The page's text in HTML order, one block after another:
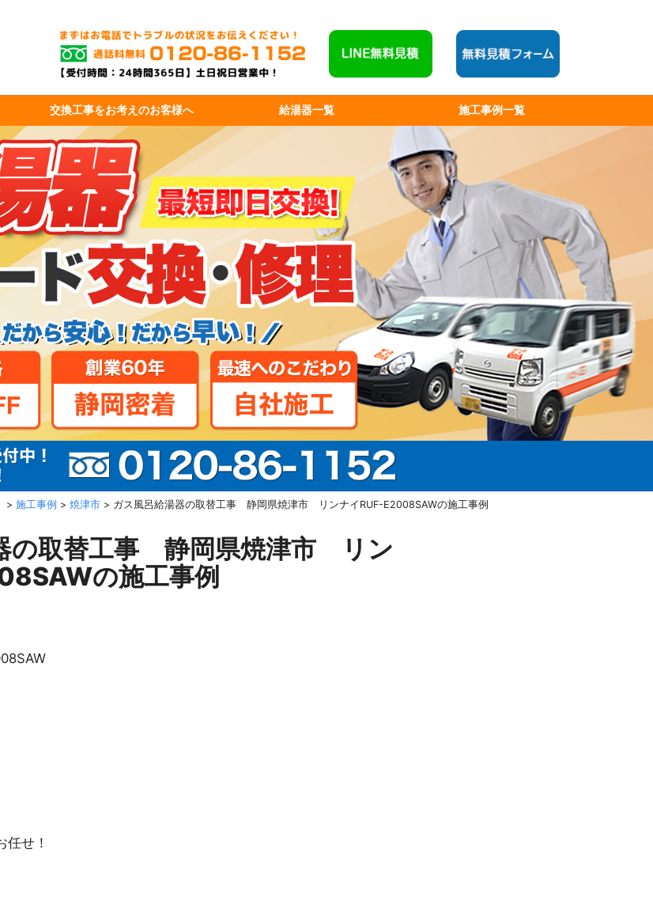
交換工事をお考えのお客様へ 給湯器一覧 施工事例一覧
> 施工事例 > 焼津市 > ガス風呂給湯器の取替工事 静岡県焼津市 リンナイRUF-E2008SAWの施工事例
の取替工事 静岡県焼津市 リン
の施工事例
任せ！